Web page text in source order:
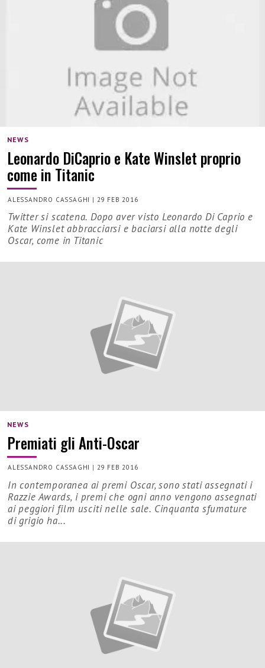
NEWS
Leonardo DiCaprio e Kate Winslet proprio
come in Titanic
ALESSANDRO CASSAGHI | 29 FEB 2016
Twitter si scatena. Dopo aver visto Leonardo Di Caprio e
Kate Winslet abbracciarsi e baciarsi alla notte degli
Oscar, come in Titanic
NEWS
Premiati gli Anti-Oscar
ALESSANDRO CASSAGHI | 29 FEB 2016
In contemporanea ai premi Oscar, sono stati assegnati i
Razzie Awards, i premi che ogni anno vengono assegnati
ai peggiori film usciti nelle sale. Cinquanta sfumature
di grigio ha...